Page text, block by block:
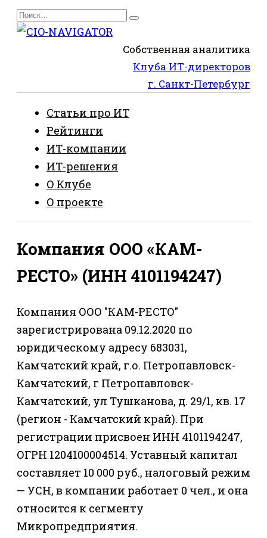
Перейти
к
Search
for:
Собственная аналитика
Клуба ИТ-директоров
г. Санкт-Петербург
Статьи про ИТ
Рейтинги
ИТ-компании
ИТ-решения
О Клубе
О проекте
Компания ООО «КАМ-
РЕСТО» (ИНН 4101194247)
Компания ООО "КАМ-РЕСТО"
зарегистрирована 09.12.2020 по
юридическому адресу 683031,
Камчатский край, г.о. Петропавловск-
Камчатский, г Петропавловск-
Камчатский, ул Тушканова, д. 29/1, кв. 17
(регион - Камчатский край). При
регистрации присвоен ИНН 4101194247,
ОГРН 1204100004514. Уставный капитал
составляет 10 000 руб., налоговый режим
— УСН, в компании работает 0 чел., и она
относится к сегменту
Микропредприятия.